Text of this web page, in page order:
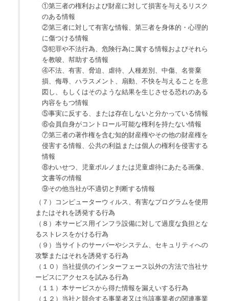
①第三者の権利および財産に対して損害を与えるリスク
のある情報
②第三者に対して有害な情報、第三者を身体的・心理的
に傷つける情報
③犯罪や不法行為、危険行為に属する情報およびそれら
を教唆、幇助する情報
④不法、有害、脅迫、虐待、人種差別、中傷、名誉棄
損、侮辱、ハラスメント、扇動、不快を与えることを意
図し、もしくはそのような結果を生じさせる恐れのある
内容をもつ情報
⑤事実に反する、または存在しないと分かっている情報
⑥会員自身がコントロール可能な権利を持たない情報
⑦第三者の著作権を含む知的財産権やその他の財産権を
侵害する情報、公共の利益または個人の権利を侵害する
情報
⑧わいせつ、児童ポルノまたは児童虐待にあたる画像、
文書等の情報
⑨その他当社が不適切と判断する情報
（７）コンピューターウィルス、有害なプログラムを使用
またはそれを誘発する行為
（８）本サービス用インフラ設備に対して過度な負担とな
るストレスをかける行為
（９）当サイトのサーバーやシステム、セキュリティへの
攻撃またはそれを誘発する行為
（１０）当社提供のインターフェース以外の方法で当社サ
ービスにアクセスを試みる行為
（１１）本サービスから得た情報を漏えいする行為
（１２）当社と競合する事業者又は当該事業者の関連事業